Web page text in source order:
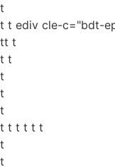
t
t t ediv cle-c="bdt-
tt t
t t
t
t
t
t t t t t t
t
t